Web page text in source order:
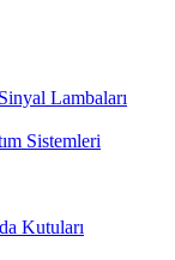
Lambaları
Sistemleri
Kutuları